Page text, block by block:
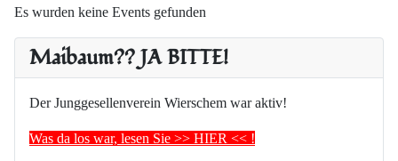
Maibaum?? JA BITTE!
Der Junggesellenverein Wierschem war aktiv!
Was da los war, lesen Sie >> HIER << !
Es wurden keine Events gefunden